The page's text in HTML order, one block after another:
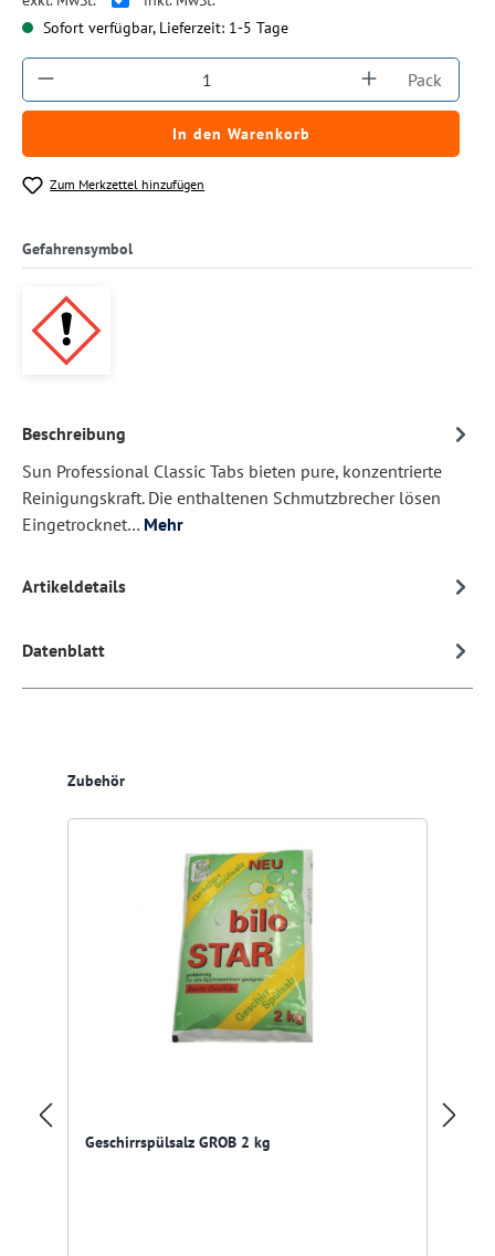
Sofort verfügbar, Lieferzeit: 1-5 Tage
Produkt Anzahl: Gib den gewünschtenPack
In den Warenkorb
Zum Merkzettel hinzufügen
Gefahrensymbol
Beschreibung
Sun Professional Classic Tabs bieten pure, konzentrierte
Reinigungskraft. Die enthaltenen Schmutzbrecher lösen
Eingetrocknet… Mehr
Artikeldetails
Datenblatt
Produktgalerie überspringen
Zubehör
Geschirrspülsalz GROB 2 kg